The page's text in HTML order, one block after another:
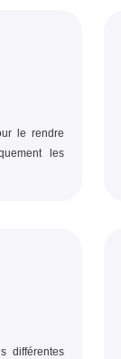
le rendre
les
différentes